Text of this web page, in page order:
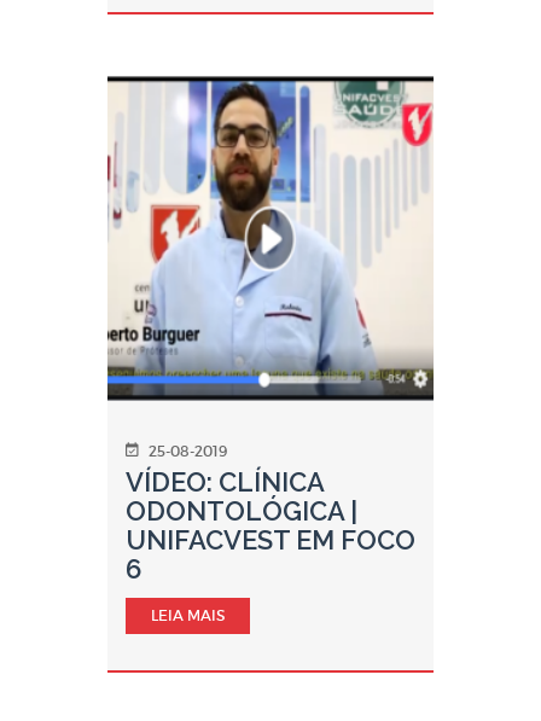
25-08-2019
VÍDEO: CLÍNICA
ODONTOLÓGICA |
UNIFACVEST EM FOCO
6
LEIA MAIS